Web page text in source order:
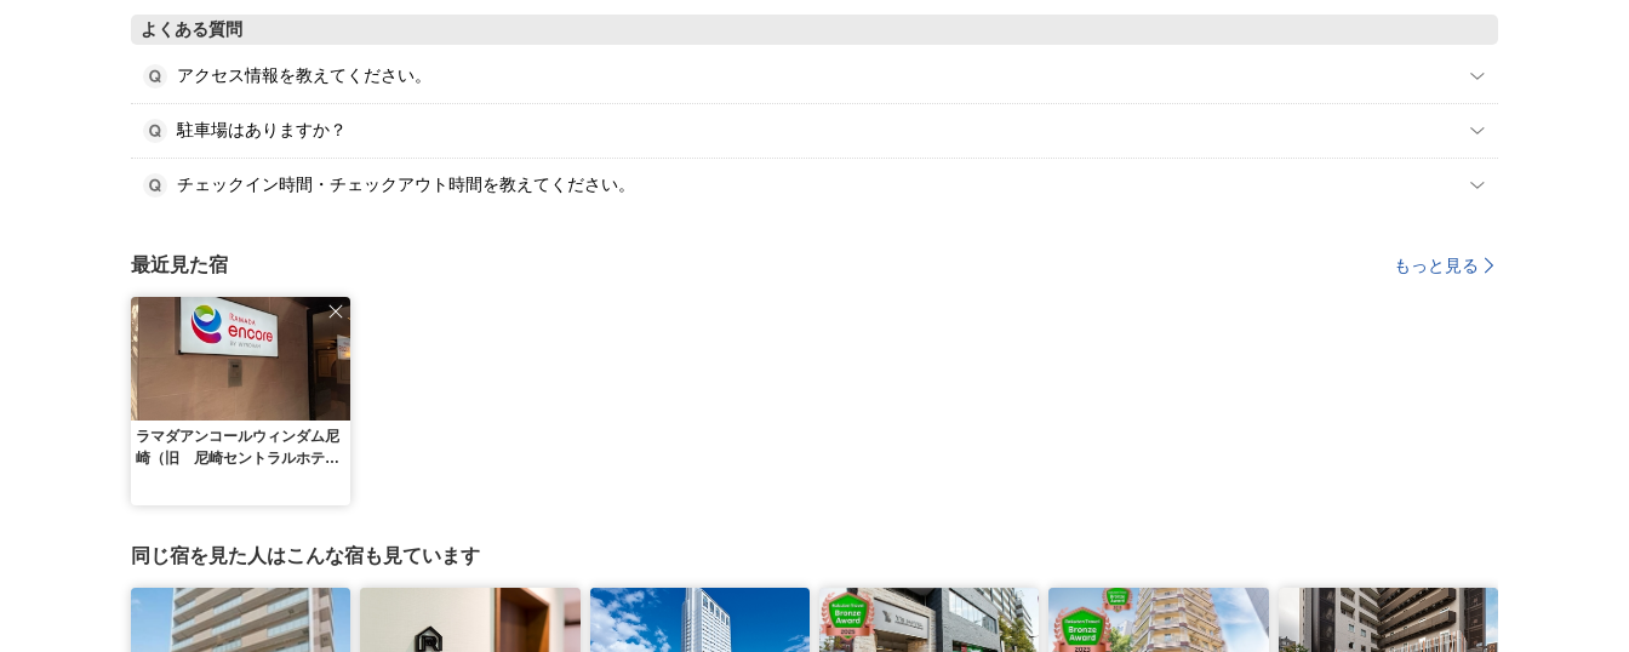
よくある質問
アクセス情報を教えてください。
駐車場はありますか？
チェックイン時間・チェックアウト時間を教えてください。
最近見た宿 もっと見る
ラマダアンコールウィンダム尼
崎（旧 尼崎セントラルホテ
同じ宿を見た人はこんな宿も見ています